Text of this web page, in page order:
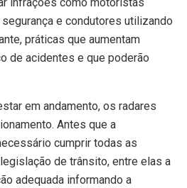
infrações como motoristas
e condutores utilizando
práticas que aumentam
de acidentes e que poderão
em andamento, os radares
Antes que a
cumprir todas as
de trânsito, entre elas a
adequada informando a